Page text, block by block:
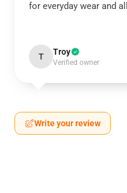
for everyday wear and
T Troy
Verified owner
Write your review